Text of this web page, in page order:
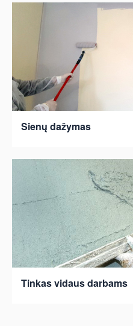
Sienų dažymas
Tinkas vidaus darbams